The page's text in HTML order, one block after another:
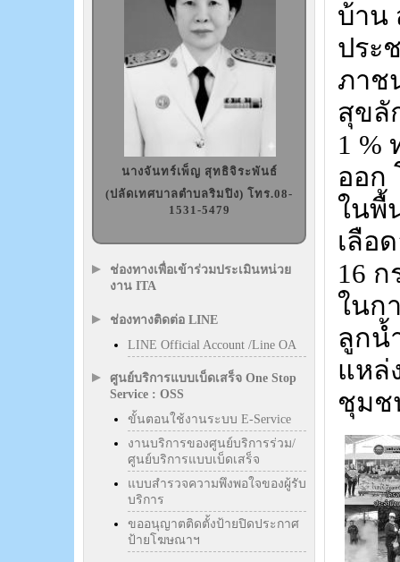
นางจันทร์เพ็ญ สุทธิจิระพันธ์
(ปลัดเทศบาลตำบลริมปิง) โทร.08-
1531-5479
ช่องทางเพื่อเข้าร่วมประเมินหน่วย
งาน ITA
ช่องทางติดต่อ LINE
LINE Official Account /Line OA
ศูนย์บริการแบบเบ็ดเสร็จ One Stop
Service : OSS
ขั้นตอนใช้งานระบบ E-Service
งานบริการของศูนย์บริการร่วม/
ศูนย์บริการแบบเบ็ดเสร็จ
แบบสำรวจความพึงพอใจของผู้รับ
บริการ
ขออนุญาตติดตั้งป้ายปิดประกาศ
ป้ายโฆษณาฯ
บ้าน
ประ
ภาช
สุขลั
1 %
ออก
ในพื้
เลือ
16
ในก
ลูกน้
แหล่
ชุมช